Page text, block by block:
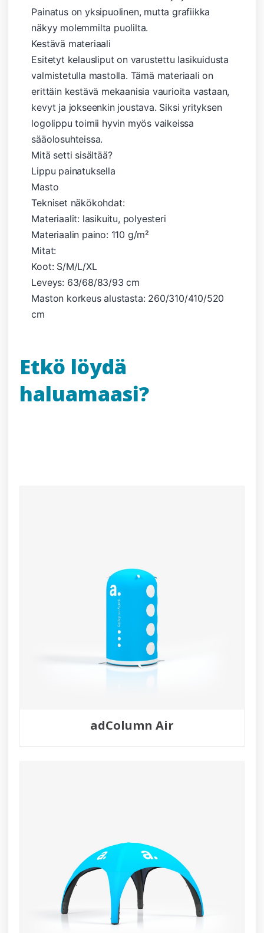
Painatus on yksipuolinen, mutta grafiikka
näkyy molemmilta puolilta.
Kestävä materiaali
Esitetyt kelausliput on varustettu lasikuidusta
valmistetulla mastolla. Tämä materiaali on
erittäin kestävä mekaanisia vaurioita vastaan,
kevyt ja jokseenkin joustava. Siksi yrityksen
logolippu toimii hyvin myös vaikeissa
sääolosuhteissa.
Mitä setti sisältää?
Lippu painatuksella
Masto
Tekniset näkökohdat:
Materiaalit: lasikuitu, polyesteri
Materiaalin paino: 110 g/m²
Mitat:
Koot: S/M/L/XL
Leveys: 63/68/83/93 cm
Maston korkeus alustasta: 260/310/410/520
cm
Etkö löydä
haluamaasi?
adColumn Air